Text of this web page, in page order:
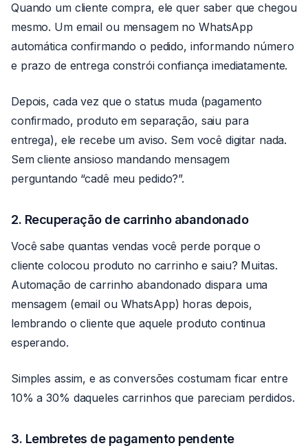
Quando um cliente compra, ele quer saber que chegou
mesmo. Um email ou mensagem no WhatsApp
automática confirmando o pedido, informando número
e prazo de entrega constrói confiança imediatamente.
Depois, cada vez que o status muda (pagamento
confirmado, produto em separação, saiu para
entrega), ele recebe um aviso. Sem você digitar nada.
Sem cliente ansioso mandando mensagem
perguntando “cadê meu pedido?”.
2. Recuperação de carrinho abandonado
Você sabe quantas vendas você perde porque o
cliente colocou produto no carrinho e saiu? Muitas.
Automação de carrinho abandonado dispara uma
mensagem (email ou WhatsApp) horas depois,
lembrando o cliente que aquele produto continua
esperando.
Simples assim, e as conversões costumam ficar entre
10% a 30% daqueles carrinhos que pareciam perdidos.
3. Lembretes de pagamento pendente